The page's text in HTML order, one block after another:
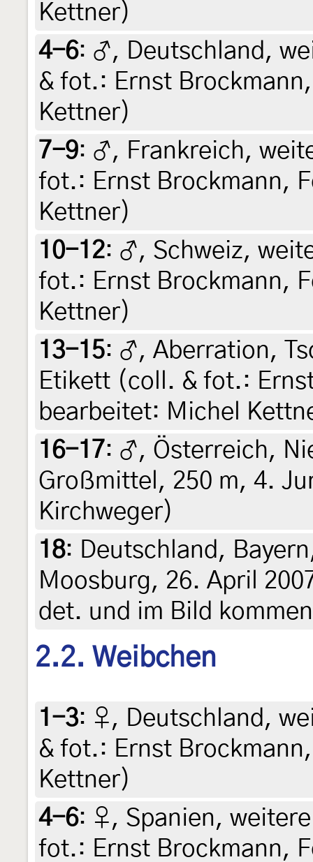
Kettner)
4-6: ♂, Deutschland,
& fot.: Ernst
Kettner)
7-9: ♂, Frankreich,
fot.: Ernst Brockmann,
Kettner)
10-12: ♂, Schweiz,
fot.: Ernst Brockmann,
Kettner)
13-15: ♂, Aberration,
Etikett (coll. & fot.:
bearbeitet: Michel
16-17: ♂, Österreich,
Großmittel, 250 m, 4.
Kirchweger)
18: Deutschland,
Moosburg, 26. April
det. und im Bild
2.2. Weibchen
1-3: ♀, Deutschland,
& fot.: Ernst
Kettner)
4-6: ♀, Spanien,
fot.: Ernst Brockmann,